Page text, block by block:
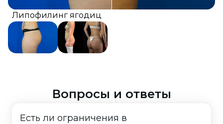
Липофилинг ягодиц
Вопросы и ответы
Есть ли ограничения в